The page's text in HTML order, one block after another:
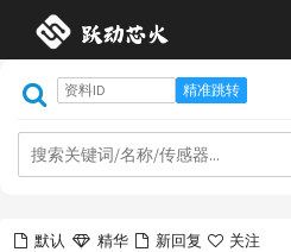
默认 精华 新回复 关注